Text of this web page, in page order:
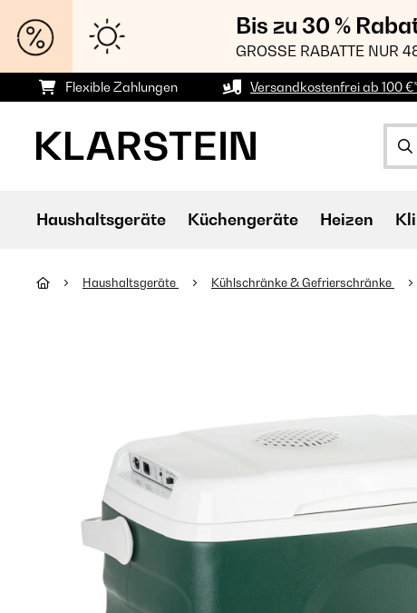
Bis zu 30 %
GROSSE RABATTE NUR
Flexible Zahlungen Versandkostenfrei ab 100 €*
Haushaltsgeräte Küchengeräte Heizen
Haushaltsgeräte Kühlschränke & Gefrierschränke